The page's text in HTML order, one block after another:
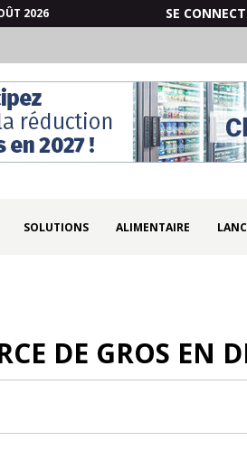
2026 SE
SOLUTIONS ALIMENTAIRE
DE GROS EN